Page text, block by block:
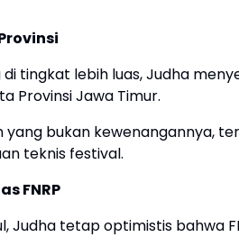
tingkat lebih luas, Judha
Provinsi Jawa Timur.
yang bukan kewenangannya,
teknis festival.
FNRP
Judha tetap optimistis bahwa